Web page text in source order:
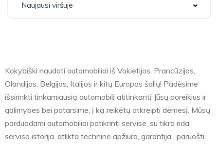
Naujausi viršuje
Kokybiški naudoti automobiliai iš Vokietijos, Prancūzijos,
Olandijos, Belgijos, Italijos ir kitų Europos šalių! Padėsime
išsirinkti tinkamiausią automobilį atitinkantį Jūsų poreikius ir
galimybes bei patarsime, į ką reikėtų atkreipti dėmesį. Mūsų
parduodami automobiliai patikrinti servise, su tikra rida,
serviso istorija, atlikta technine apžiūra, garantija, paruošti